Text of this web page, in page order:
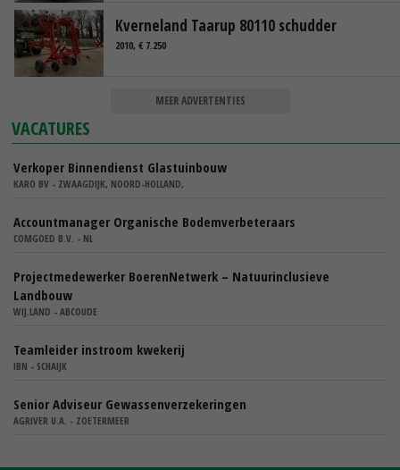
Kverneland Taarup 80110 schudder
2010, € 7.250
MEER ADVERTENTIES
VACATURES
Verkoper Binnendienst Glastuinbouw
KARO BV - ZWAAGDIJK, NOORD-HOLLAND,
Accountmanager Organische Bodemverbeteraars
COMGOED B.V. - NL
Projectmedewerker BoerenNetwerk – Natuurinclusieve
Landbouw
WIJ.LAND - ABCOUDE
Teamleider instroom kwekerij
IBN - SCHAIJK
Senior Adviseur Gewassenverzekeringen
AGRIVER U.A. - ZOETERMEER